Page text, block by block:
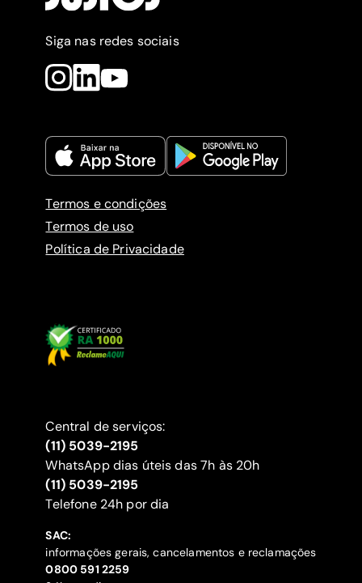
Siga nas redes sociais
Termos e condições
Termos de uso
Política de Privacidade
Central de serviços:
(11) 5039-2195
WhatsApp dias úteis das 7h às 20h
(11) 5039-2195
‍Telefone 24h por dia
SAC:
informações gerais, cancelamentos e reclamações
‍0800 591 2259